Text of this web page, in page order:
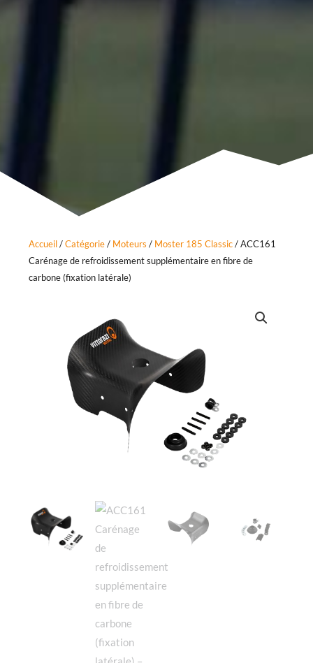
Accueil/Catégorie/ Moteurs / Moster 185 Classic/ ACC161
Carénage de refroidissement supplémentaire en fibre de
carbone (fixation latérale)